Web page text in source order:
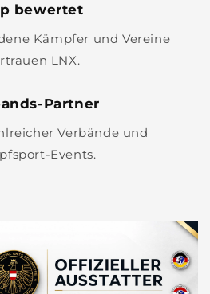
bewertet
Kämpfer und Vereine
LNX.
Partner
Verbände und
Events.